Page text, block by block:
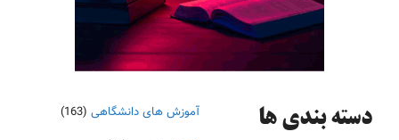
دسته‌ بندی ها آموزش های دانشگاهی (163)